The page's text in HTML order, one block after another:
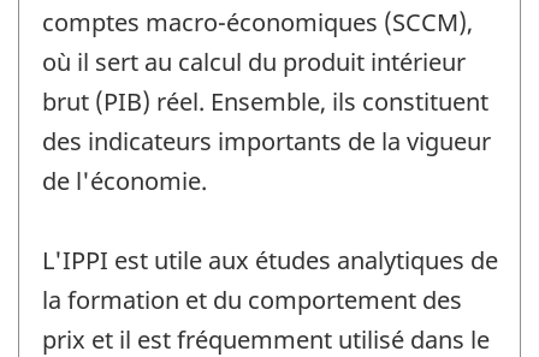
comptes macro-économiques (SCCM),
où il sert au calcul du produit intérieur
brut (PIB) réel. Ensemble, ils constituent
des indicateurs importants de la vigueur
de l'économie.
L'IPPI est utile aux études analytiques de
la formation et du comportement des
prix et il est fréquemment utilisé dans le